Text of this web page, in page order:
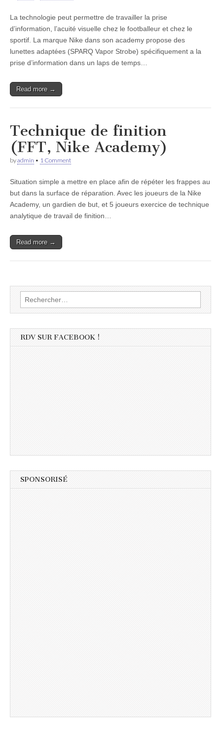
La technologie peut permettre de travailler la prise
d’information, l’acuité visuelle chez le footballeur et chez le
sportif. La marque Nike dans son academy propose des
lunettes adaptées (SPARQ Vapor Strobe) spécifiquement a la
prise d’information dans un laps de temps…
Read more →
Technique de finition
(FFT, Nike Academy)
byadmin • 1 Comment
Situation simple a mettre en place afin de répéter les frappes au
but dans la surface de réparation. Avec les joueurs de la Nike
Academy, un gardien de but, et 5 joueurs exercice de technique
analytique de travail de finition…
Read more →
Rechercher :
RDV SUR FACEBOOK !
SPONSORISÉ